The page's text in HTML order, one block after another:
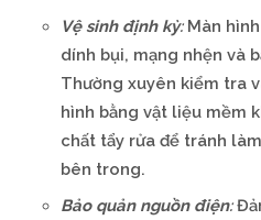
Vệ sinh định kỳ:Màn
dính bụi, mạng nhện và
Thường xuyên kiểm tra
hình bằng vật liệu mềm
chất tẩy rửa để tránh
bên trong.
Bảo quản nguồn điện: